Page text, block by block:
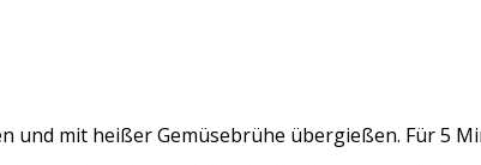
und mit heißer Gemüsebrühe übergießen. Für 5